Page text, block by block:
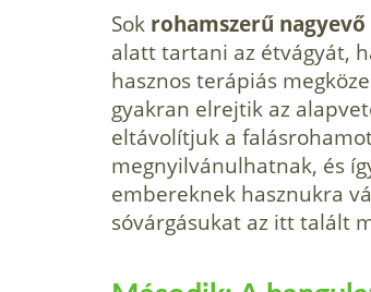
Sok rohamszerű nagyevő
alatt tartani az étvágyát,
hasznos terápiás
gyakran elrejtik az
eltávolítjuk a
megnyilvánulhatnak, és
embereknek hasznukra
sóvárgásukat az itt talált